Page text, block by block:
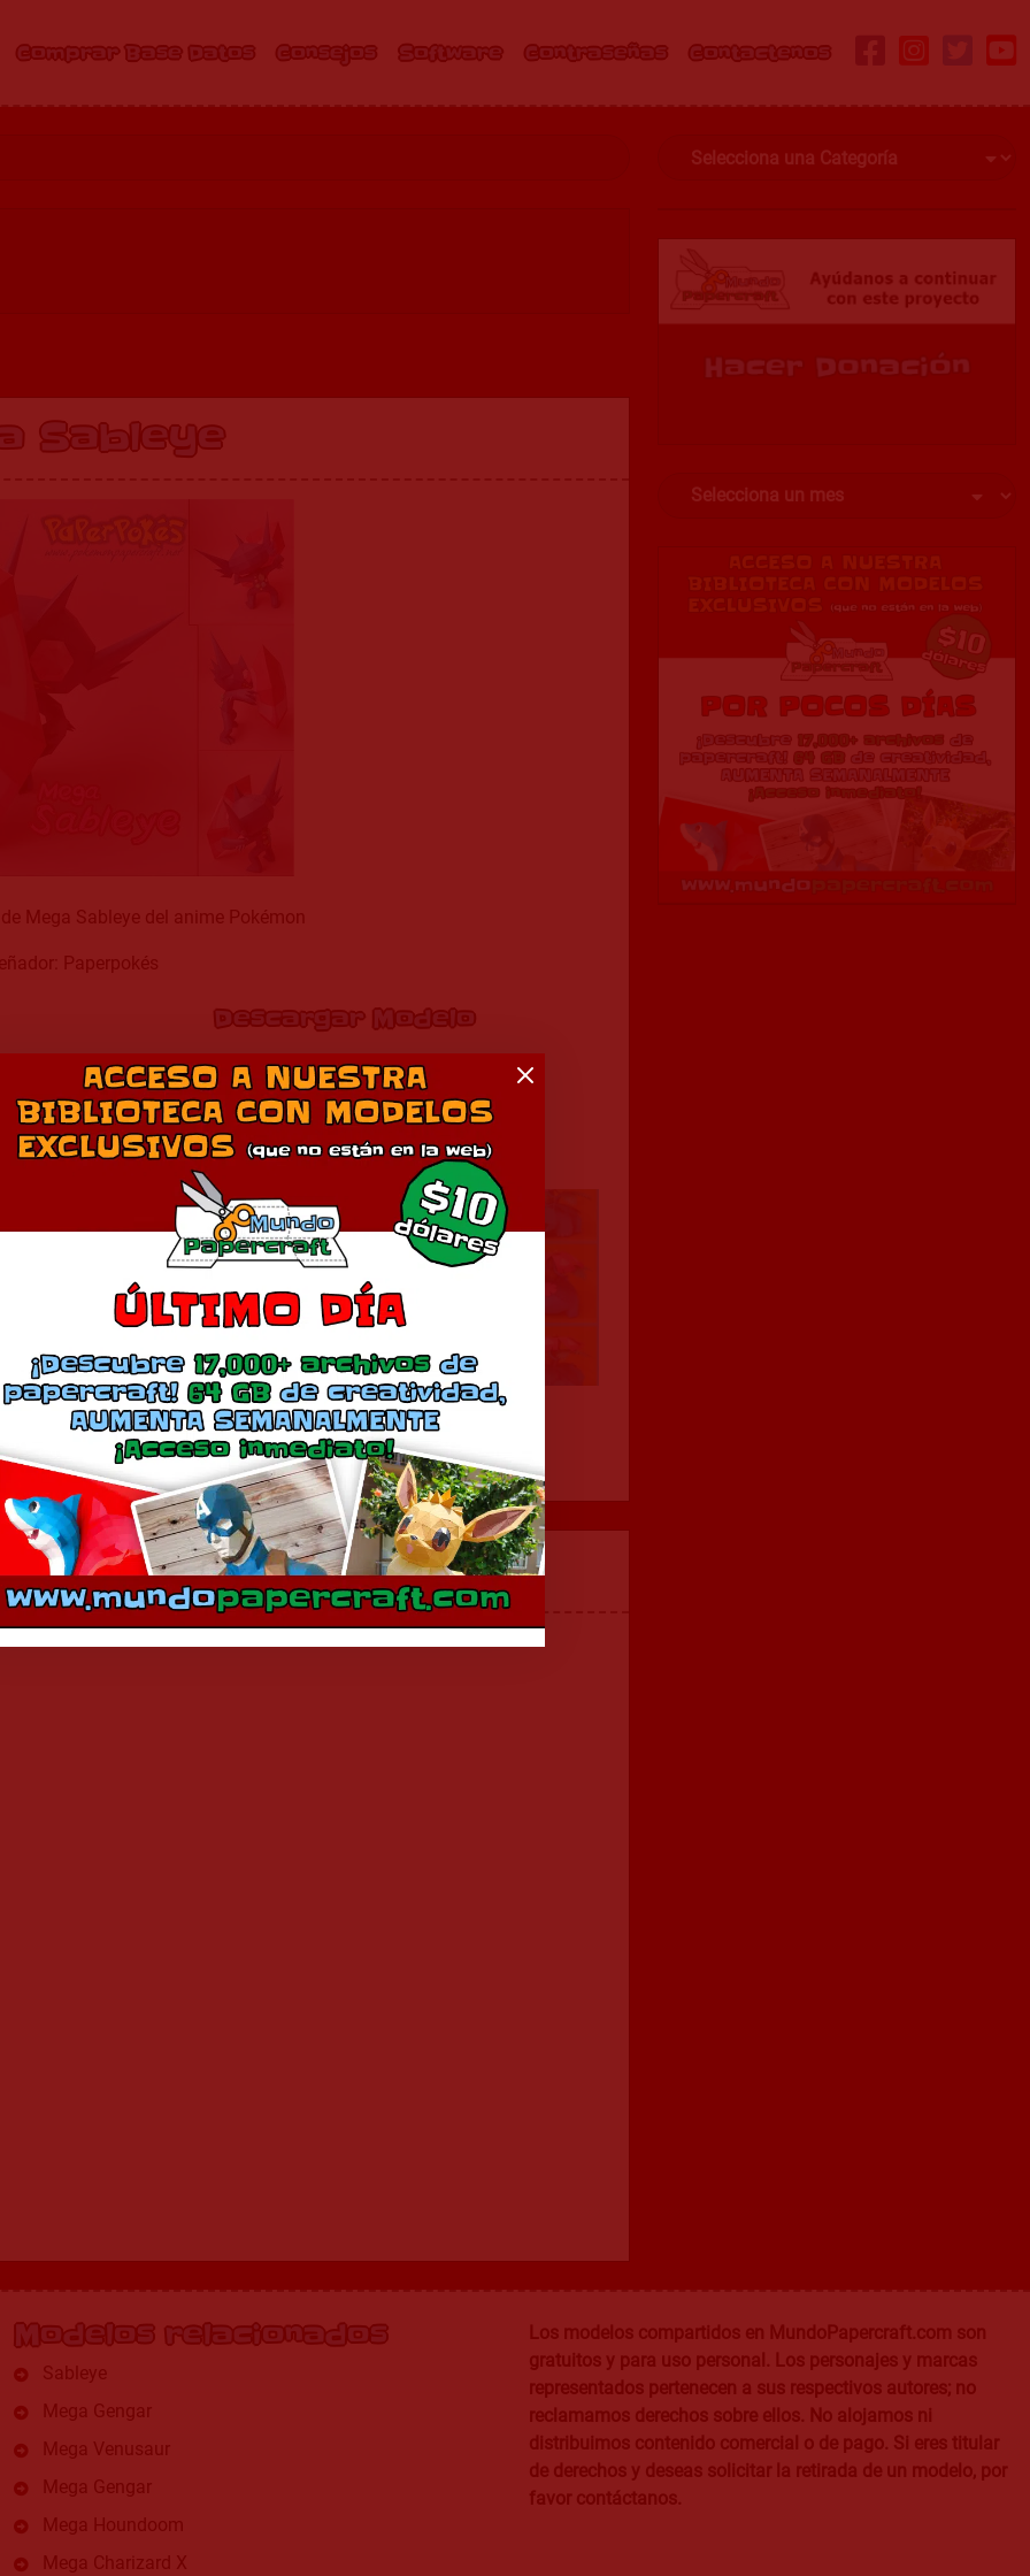
Comprar Base Datos Consejos Software Contraseñas Contactenos
Sableye
Mega Sableye del anime Pokémon
Paperpokés
Descargar Modelo
Comparte esto:
Más
Mega Gengar
24, 2015
Mega Venusaur
junio 27, 2014
En «Anime»
Modelos relacionados
Sableye
Mega Gengar
Mega Venusaur
Mega Gengar
Mega Houndoom
Mega Charizard X
Los modelos compartidos en MundoPapercraft.com son
gratuitos y para uso personal. Los personajes y marcas
representados pertenecen a sus respectivos autores; no
reclamamos derechos sobre ellos. No alojamos ni
distribuimos contenido comercial o de pago. Si eres titular
de derechos y deseas solicitar la retirada de un modelo, por
favor contáctanos.